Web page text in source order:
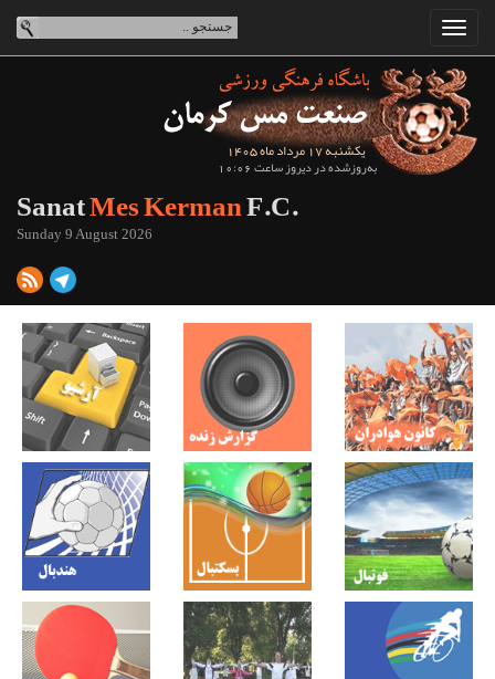
یکشنبه 17 مرداد ماه 1405
به‌روزشده در دیروز ساعت 10:06
SanatMes KermanF.C.
Sunday 9 August 2026